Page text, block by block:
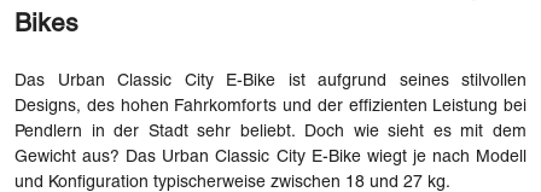
Bikes
Das Urban Classic City E-Bike ist aufgrund seines stilvollen
Designs, des hohen Fahrkomforts und der effizienten Leistung bei
Pendlern in der Stadt sehr beliebt. Doch wie sieht es mit dem
Gewicht aus? Das Urban Classic City E-Bike wiegt je nach Modell
und Konfiguration typischerweise zwischen 18 und 27 kg.